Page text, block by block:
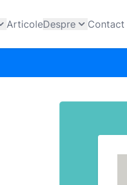
ArticoleDespre Contact